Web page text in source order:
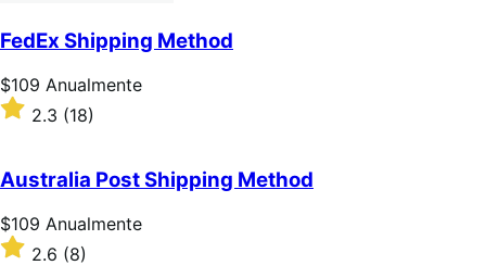
FedEx Shipping Method
Preço:
$109
Anualmente
$109 Anualmente
Classificado
com
de
5
estrelas
2.3 (18)
Australia Post Shipping Method
Preço:
$109
Anualmente
$109 Anualmente
Classificado
com
2.6 (8)